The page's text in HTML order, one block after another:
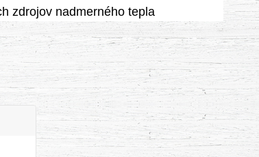
zdrojov nadmerného tepla